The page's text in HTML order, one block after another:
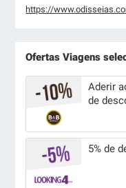
https://
Ofertas Viagens
Aderir
de
5% de